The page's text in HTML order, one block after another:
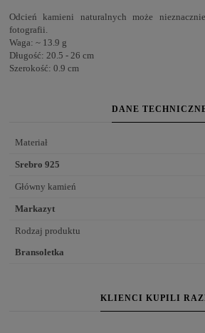
Odcień kamieni naturalnych może
fotografii.
Waga: ~ 13.9 g
Długość: 20.5 - 26 cm
Szerokość: 0.9 cm
DANE
Materiał
Srebro 925
Główny kamień
Markazyt
Rodzaj produktu
Bransoletka
KLIENCI KUPILI